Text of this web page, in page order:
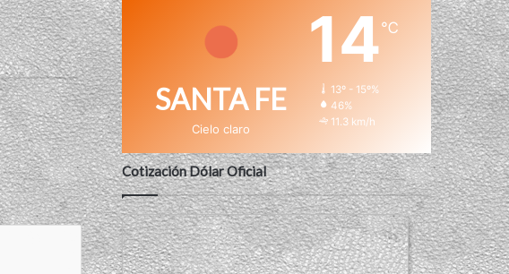
SANTA FE
Cielo claro
14℃
13º - 15º%
46%
11.3 km/h
Cotización Dólar Oficial